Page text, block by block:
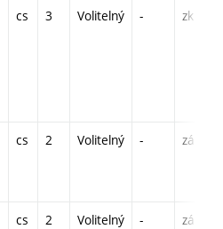
cs 3 Volitelný - zk
cs 2 Volitelný - zá
cs 2 Volitelný - zá